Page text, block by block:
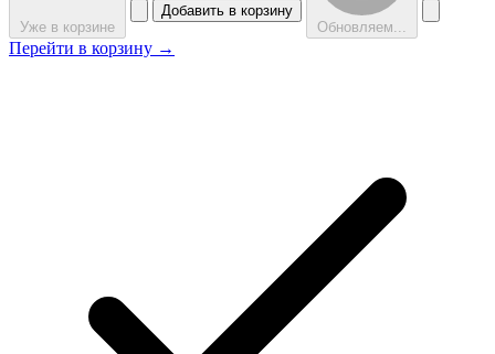
Уже в корзине
Добавить в корзину
Обновляем...
Перейти в корзину →